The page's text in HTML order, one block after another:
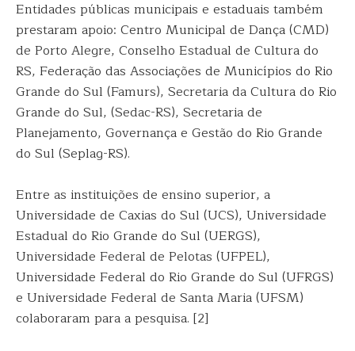
Entidades públicas municipais e estaduais também
prestaram apoio: Centro Municipal de Dança (CMD)
de Porto Alegre, Conselho Estadual de Cultura do
RS, Federação das Associações de Municípios do Rio
Grande do Sul (Famurs), Secretaria da Cultura do Rio
Grande do Sul, (Sedac-RS), Secretaria de
Planejamento, Governança e Gestão do Rio Grande
do Sul (Seplag-RS).
Entre as instituições de ensino superior, a
Universidade de Caxias do Sul (UCS), Universidade
Estadual do Rio Grande do Sul (UERGS),
Universidade Federal de Pelotas (UFPEL),
Universidade Federal do Rio Grande do Sul (UFRGS)
e Universidade Federal de Santa Maria (UFSM)
colaboraram para a pesquisa. [2]